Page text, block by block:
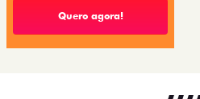
Quero agora!